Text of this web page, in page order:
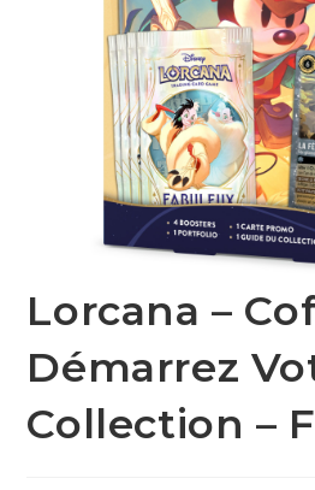
Lorcana –
Démarrez
Collection –